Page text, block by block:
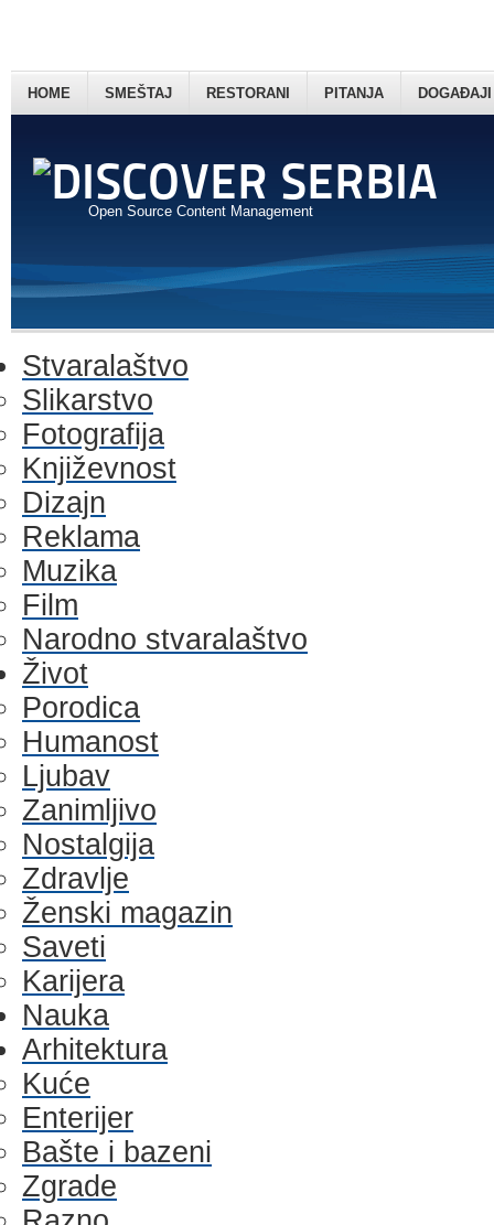
Open Source Content Management
HOME SMEŠTAJ RESTORANI PITANJA DOGAĐAJI
Stvaralaštvo
Slikarstvo
Fotografija
Književnost
Dizajn
Reklama
Muzika
Film
Narodno stvaralaštvo
Život
Porodica
Humanost
Ljubav
Zanimljivo
Nostalgija
Zdravlje
Ženski magazin
Saveti
Karijera
Nauka
Arhitektura
Kuće
Enterijer
Bašte i bazeni
Zgrade